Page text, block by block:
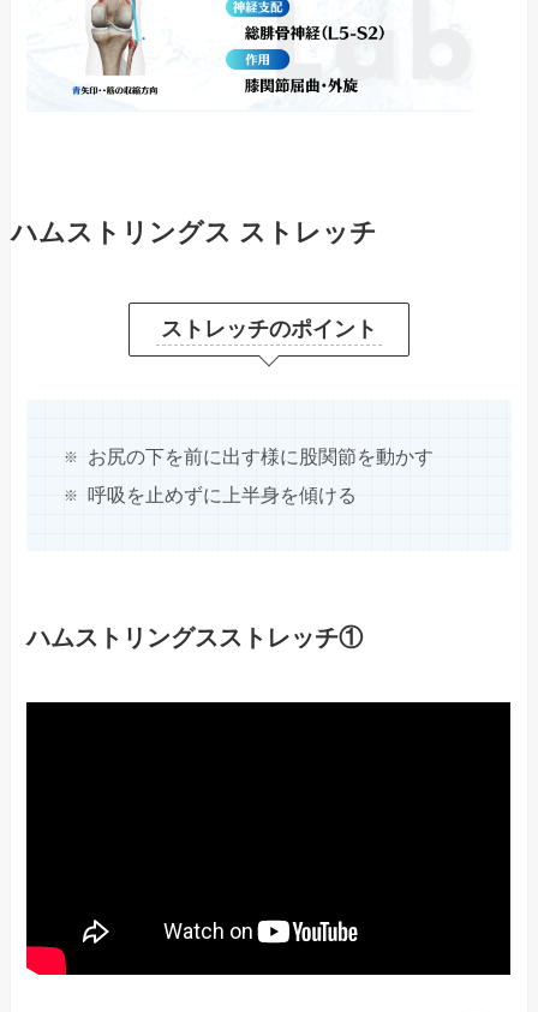
ハムストリングス ストレッチ
ストレッチのポイント
お尻の下を前に出す様に股関節を動かす
呼吸を止めずに上半身を傾ける
ハムストリングスストレッチ①